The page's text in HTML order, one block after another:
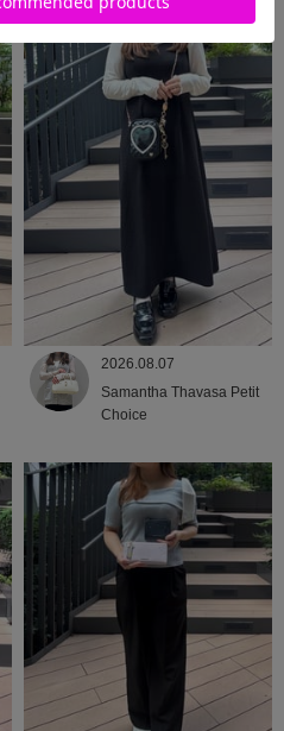
2026.08.07
Samantha Thavasa Petit
Choice